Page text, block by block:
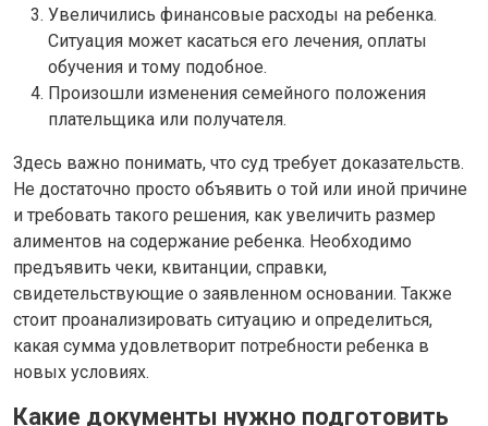
Увеличились финансовые расходы на ребенка.
Ситуация может касаться его лечения, оплаты
обучения и тому подобное.
Произошли изменения семейного положения
плательщика или получателя.
Здесь важно понимать, что суд требует доказательств.
Не достаточно просто объявить о той или иной причине
и требовать такого решения, как увеличить размер
алиментов на содержание ребенка. Необходимо
предъявить чеки, квитанции, справки,
свидетельствующие о заявленном основании. Также
стоит проанализировать ситуацию и определиться,
какая сумма удовлетворит потребности ребенка в
новых условиях.
Какие документы нужно подготовить